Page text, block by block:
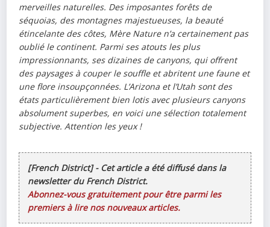
merveilles naturelles. Des imposantes forêts de
séquoias, des montagnes majestueuses, la beauté
étincelante des côtes, Mère Nature n’a certainement pas
oublié le continent. Parmi ses atouts les plus
impressionnants, ses dizaines de canyons, qui offrent
des paysages à couper le souffle et abritent une faune et
une flore insoupçonnées. L’Arizona et l’Utah sont des
états particulièrement bien lotis avec plusieurs canyons
absolument superbes, en voici une sélection totalement
subjective. Attention les yeux !
[French District] - Cet article a été diffusé dans la
newsletter du French District.
Abonnez-vous gratuitement pour être parmi les
premiers à lire nos nouveaux articles.